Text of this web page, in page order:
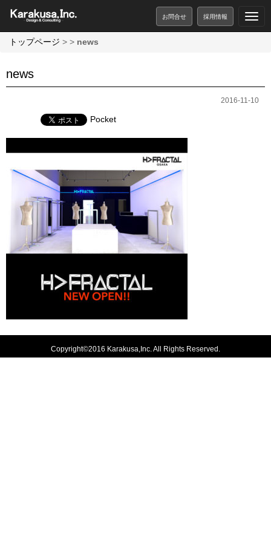
採用情報
お問合せ
トップページ > > news
news
2016-11-10
Pocket
Copyright©2016 Karakusa,Inc. All Rights Reserved.